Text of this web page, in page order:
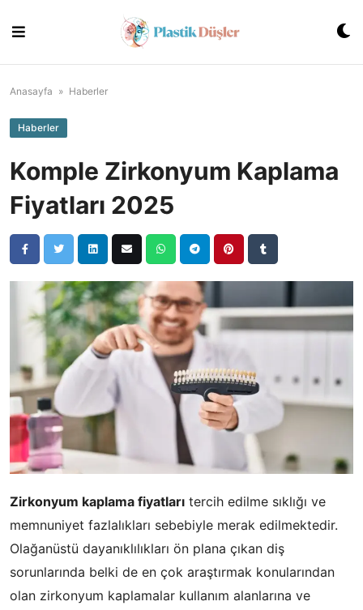
content
Anasayfa » Haberler
Haberler
Komple Zirkonyum Kaplama
Fiyatları 2025
Zirkonyum kaplama fiyatları tercih edilme sıklığı ve
memnuniyet fazlalıkları sebebiyle merak edilmektedir.
Olağanüstü dayanıklılıkları ön plana çıkan diş
sorunlarında belki de en çok araştırmak konularından
olan zirkonyum kaplamalar kullanım alanlarına ve